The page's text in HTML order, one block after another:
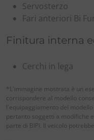
Servosterzo
Fari anteriori Bi
Finitura interna
Cerchi in lega
*L'immagine mostrata è un
corrispondere al modello
l'equipaggiamento del
pertanto soggetti a modifiche
parte di BIPI. Il veicolo